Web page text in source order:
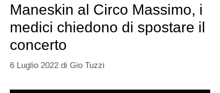
Maneskin al Circo Massimo, i
medici chiedono di spostare il
concerto
6 Luglio 2022 di Gio Tuzzi